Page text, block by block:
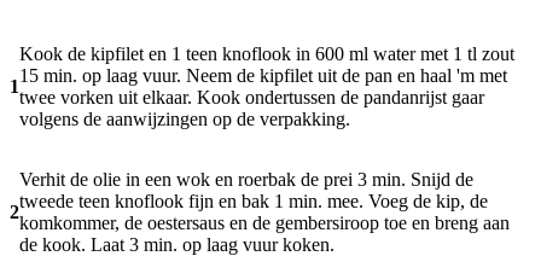
1
Kook de kipfilet en 1 teen knoflook in 600 ml water met 1 tl zout
15 min. op laag vuur. Neem de kipfilet uit de pan en haal 'm met
twee vorken uit elkaar. Kook ondertussen de pandanrijst gaar
volgens de aanwijzingen op de verpakking.
2
Verhit de olie in een wok en roerbak de prei 3 min. Snijd de
tweede teen knoflook fijn en bak 1 min. mee. Voeg de kip, de
komkommer, de oestersaus en de gembersiroop toe en breng aan
de kook. Laat 3 min. op laag vuur koken.